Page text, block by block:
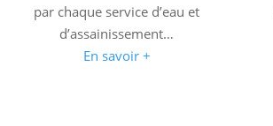
par chaque service d’eau et
d’assainissement…
En savoir +